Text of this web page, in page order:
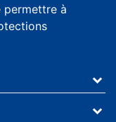
permettre à